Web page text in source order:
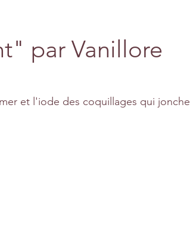
par Vanillore
et l'iode des coquillages qui jonche